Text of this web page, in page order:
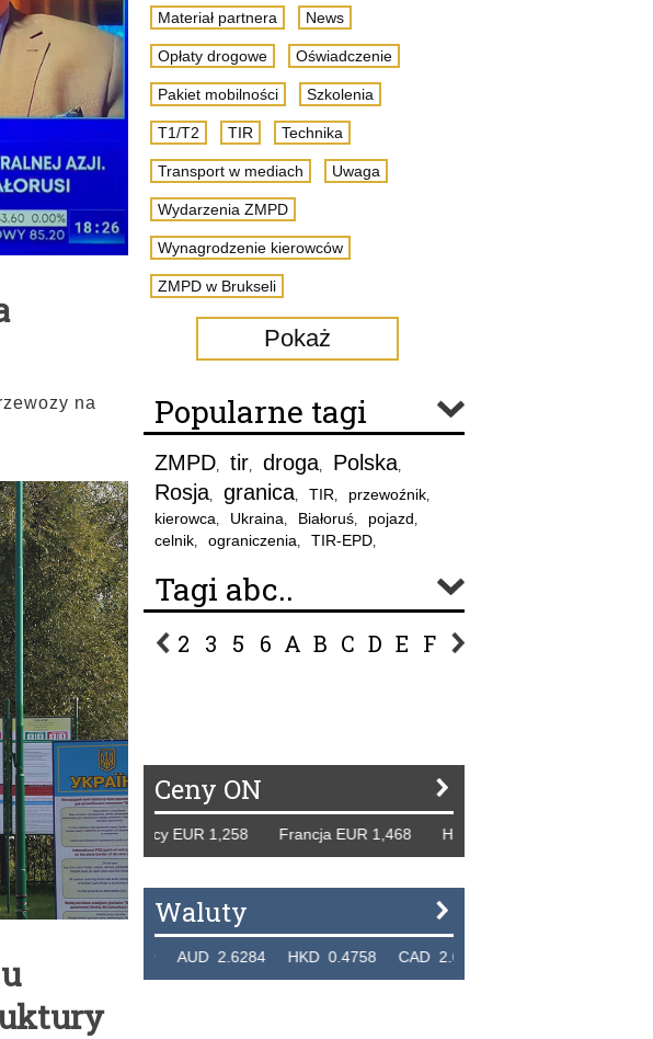
na
Materiał partnera News
Opłaty drogowe Oświadczenie
Pakiet mobilności Szkolenia
T1/T2 TIR Technika
Transport w mediach Uwaga
Wydarzenia ZMPD
Wynagrodzenie kierowców
ZMPD w Brukseli
Pokaż
Popularne tagi
ZMPD, tir, droga, Polska,
Rosja, granica, TIR, przewoźnik,
kierowca, Ukraina, Białoruś, pojazd,
celnik, ograniczenia, TIR-EPD,
Tagi abc..
2 3 5 6 A B C D E F G
Ceny ON
r. Niemcy EUR 1,258 Francja EUR 1,468 Hiszpania EUR 1,229 WB GBP
Waluty
3.7320 AUD 2.6284 HKD 0.4758 CAD 2.6526 NZD 2.1871 SGD